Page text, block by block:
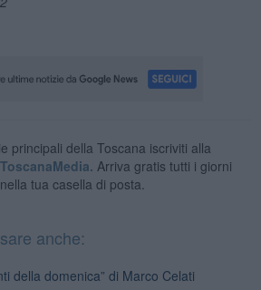
principali della Toscana iscriviti alla
Arriva gratis tutti i giorni
tua casella di posta.
anche:
della domenica” di Marco Celati